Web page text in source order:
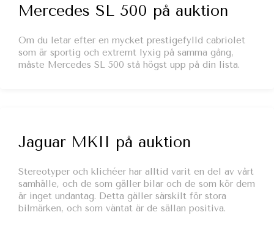
Mercedes SL 500 på auktion
Om du letar efter en mycket prestigefylld cabriolet
som är sportig och extremt lyxig på samma gång,
måste Mercedes SL 500 stå högst upp på din lista.
Jaguar MKII på auktion
Stereotyper och klichéer har alltid varit en del av vårt
samhälle, och de som gäller bilar och de som kör dem
är inget undantag. Detta gäller särskilt för stora
bilmärken, och som väntat är de sällan positiva.